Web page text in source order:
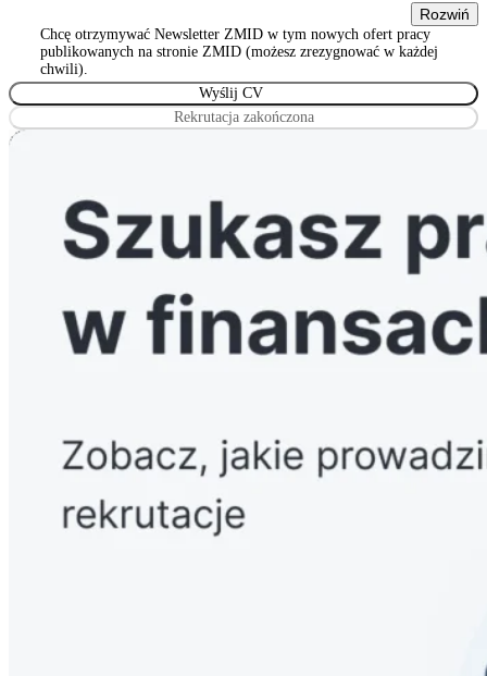
stowarzyszeń, innych organizacji społecznych i zawodowych,
Wyrażam zgodę na przetwarzanie podanych przeze mnie danych
osobowych przez Związek Maklerów i Doradców, z siedzibą w
Warszawie 00-815, ul. Sienna 93/2, wpisanym do rejestru
stowarzyszeń, innych organizacji społecznych i zawodowych
Rozwiń
Chcę otrzymywać Newsletter ZMID w tym nowych ofert pracy
publikowanych na stronie ZMID (możesz zrezygnować w każdej
chwili).
Rekrutacja zakończona